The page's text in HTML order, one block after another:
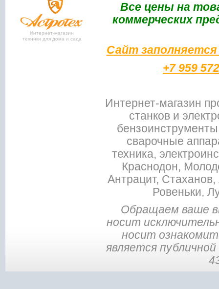
Интернет-магазин
техники для дома и сада
Bce цены на
коммерческих
Сайт
+7 959
Интернет-магазин
станков и
сварочные
техника,
Краснодон,
Антрацит,
Ровеньки,
Обращаем ваше
носит
носит
является